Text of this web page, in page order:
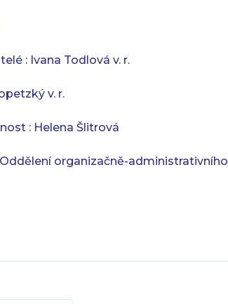
: Ivana Todlová v. r.
v. r.
: Helena Šlitrová
organizačně-administrativního